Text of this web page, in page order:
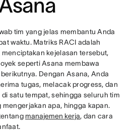
tim yang jelas membantu Anda
waktu. Matriks RACI adalah
kejelasan tersebut,
seperti Asana membawa
Dengan Asana, Anda
tugas, melacak progress, dan
satu tempat, sehingga seluruh tim
mengerjakan apa, hingga kapan.
manajemen kerja, dan cara